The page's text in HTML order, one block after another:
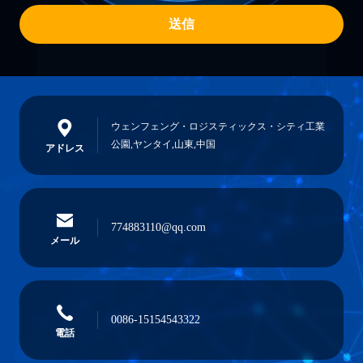
送信
アドレス
ウェンフェング・ロジスティックス・シティ工業
公園,ヤンタイ,山東,中国
メール
774883110@qq.com
電話
0086-15154543322